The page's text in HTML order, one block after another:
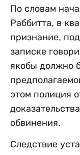
По словам
Раббитта, в
признание,
записке
якобы должно
этом полиция
обвинения.
Следствие